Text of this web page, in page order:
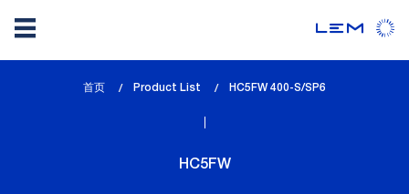
首页 Product List
lem_current_page
HC5FW 400-S/SP6
HC5FW